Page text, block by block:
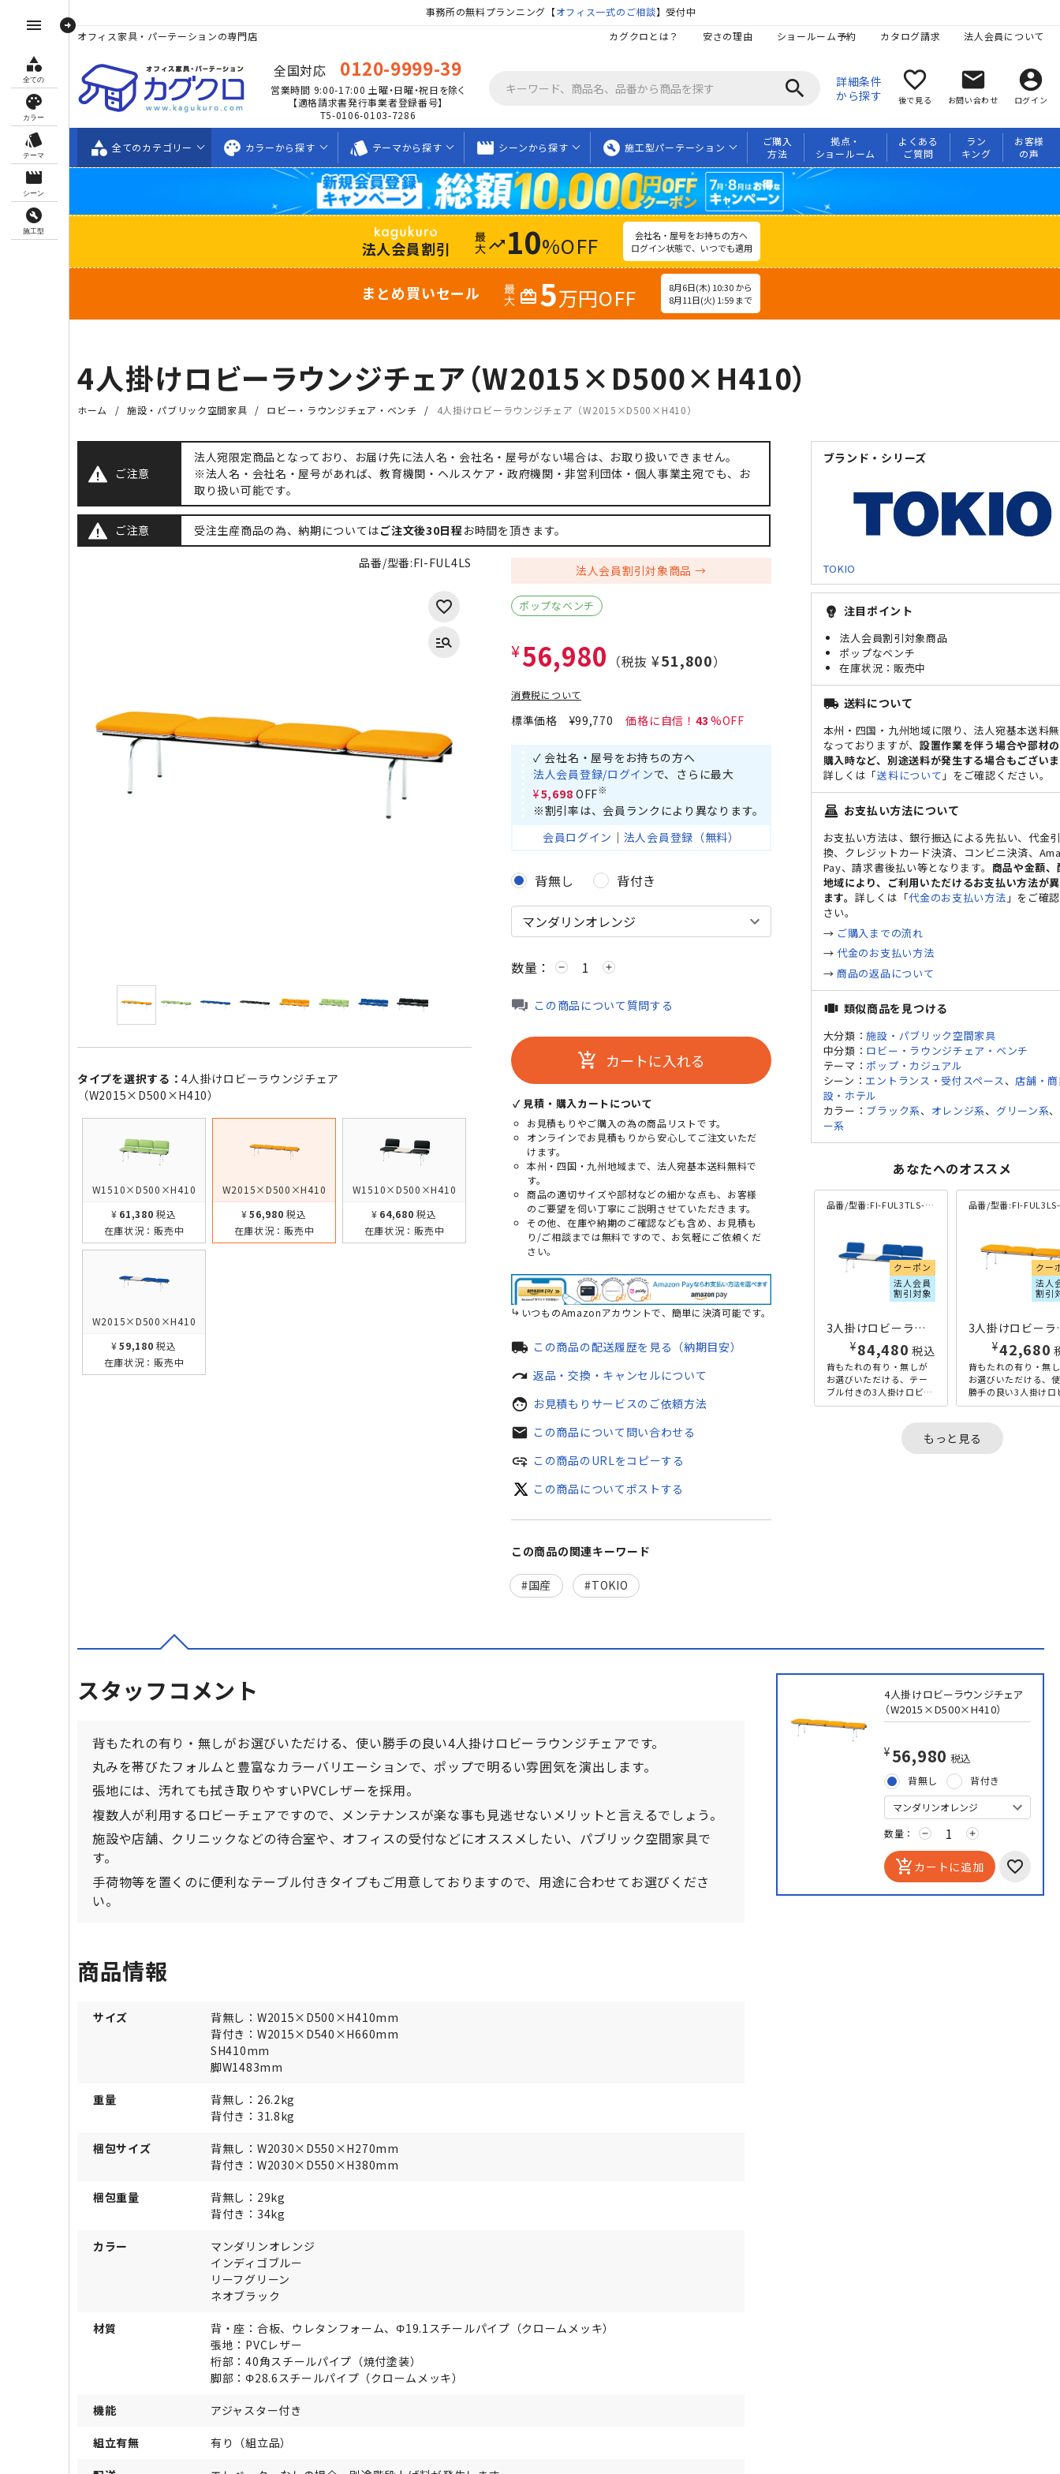
menu arrow_circle_right
category
全ての
palette
カラー
style
テーマ
movie_creation
シーン
build_circle
施工型
事務所の無料プランニング【オフィス一式のご相談】受付中
オフィス家具・パーテーションの専門店
カグクロとは？ 安さの理由 ショールーム予約 カタログ請求 法人会員について
全国対応 0120-9999-39
営業時間 9:00-17:00 土曜・日曜・祝日を除く
【適格請求書発行事業者登録番号】
T5-0106-0103-7286
search
詳細条件
から探す
favorite_border
後で見る
mail
お問い合わせ
account_circle
ログイン
category 全てのカテゴリー palette カラーから探す style テーマから探す movie_creation シーンから探す build_circle 施工型パーテーション
ご購入
方法
拠点・
ショールーム
よくある
ご質問
ラン
キング
お客様
の声
法人会員割引 trending_up 10%OFF
会社名・屋号をお持ちの方へ
ログイン状態で、いつでも適用
まとめ買いセール redeem 5万円OFF
8月6日(木) 10:30 から
8月11日(火) 1:59 まで
4人掛けロビーラウンジチェア（W2015×D500×H410）
ホーム 施設・パブリック空間家具 ロビー・ラウンジチェア・ベンチ 4人掛けロビーラウンジチェア（W2015×D500×H410）
ご注意
法人宛限定商品となっており、お届け先に法人名・会社名・屋号がない場合は、お取り扱いできません。
※法人名・会社名・屋号があれば、教育機関・ヘルスケア・政府機関・非営利団体・個人事業主宛でも、お
取り扱い可能です。
ご注意 受注生産商品の為、納期についてはご注文後30日程お時間を頂きます。
品番/型番:FI-FUL4LS
タイプを選択する：4人掛けロビーラウンジチェア
（W2015×D500×H410）
W1510×D500×H410
¥61,380 税込
在庫状況： 販売中
W2015×D500×H410
¥56,980 税込
在庫状況： 販売中
W1510×D500×H410
¥64,680 税込
在庫状況： 販売中
W2015×D500×H410
¥59,180 税込
在庫状況： 販売中
法人会員割引対象商品
ポップなベンチ
¥56,980 （税抜 ¥51,800）
消費税について
標準価格 ¥99,770 43
✓ 会社名・屋号をお持ちの方へ
法人会員登録/ログインで、さらに最大
¥5,698 OFF※
※割引率は、会員ランクにより異なります。
会員ログイン ｜ 法人会員登録（無料）
背無し 背付き
数量： remove add
この商品について質問する
add_shopping_cart カートに入れる
✓ 見積・購入カートについて
お見積もりやご購入の為の商品リストです。
オンラインでお見積もりから安心してご注文いただ
けます。
本州・四国・九州地域まで、法人宛基本送料無料で
す。
商品の適切サイズや部材などの細かな点も、お客様
のご要望を伺い丁寧にご説明させていただきます。
その他、在庫や納期のご確認なども含め、お見積も
り/ご相談までは無料ですので、お気軽にご依頼くだ
さい。
いつものAmazonアカウントで、簡単に決済可能です。
local_shipping この商品の配送履歴を見る（納期目安）
redo 返品・交換・キャンセルについて
face お見積もりサービスのご依頼方法
mail この商品について問い合わせる
add_link この商品のURLをコピーする
この商品についてポストする
この商品の関連キーワード
国産 TOKIO
ブランド・シリーズ
TOKIO
emoji_objects 注目ポイント
法人会員割引対象商品
ポップなベンチ
販売中
local_shipping 送料について
本州・四国・九州地域に限り、法人宛基本送料
なっておりますが、 設置作業を伴う場合や部材
購入時など、別途送料が発生する場合もござい
詳しくは「送料について 」をご確認ください。
point_of_sale お支払い方法について
お支払い方法は、銀行振込による先払い、代金
換、クレジットカード決済、コンビニ決済、
Pay、請求書後払い等となります。 商品や金額、
地域により、ご利用いただけるお支払い方法が
ます。 詳しくは「代金のお支払い方法 」をご確
さい。
→ ご購入までの流れ
→代金のお支払い方法
→ 商品の返品について
view_carousel 類似商品を見つける
大分類：施設・パブリック空間家具
中分類： ロビー・ラウンジチェア・ベンチ
テーマ： ポップ・カジュアル
シーン： エントランス・受付スペース、 店舗・
設・ホテル
カラー： ブラック系、 オレンジ系、 グリーン系、
ー系
あなたへのオススメ
品番/型番:FI-FUL3TLS-BL
クーポン
法人会員
割引対象
3人掛けロビーラウンジチェア テーブル付き W2015×D500×H410 ブルー
¥84,480 税込
背もたれの有り・無しが
お選びいただける、テー
ブル付きの3人掛けロビー
ラウンジチェアです。丸
富なカラーバリエーショ
品番/型番:FI-FUL3LS-N-
クー
法人
割引
3人掛けロ
¥42,680
背もたれの有り・無
お選びいただける、
勝手の良い3人掛けロ
ラウンジチェアです
富なカラーバリエー
ンで、...
もっと見る
スタッフコメント
背もたれの有り・無しがお選びいただける、使い勝手の良い4人掛けロビーラウンジチェアです。
丸みを帯びたフォルムと豊富なカラーバリエーションで、ポップで明るい雰囲気を演出します。
張地には、汚れても拭き取りやすいPVCレザーを採用。
複数人が利用するロビーチェアですので、メンテナンスが楽な事も見逃せないメリットと言えるでしょう。
施設や店舗、クリニックなどの待合室や、オフィスの受付などにオススメしたい、パブリック空間家具で
す。
手荷物等を置くのに便利なテーブル付きタイプもご用意しておりますので、用途に合わせてお選びくださ
い。
商品情報
サイズ
背無し：W2015×D500×H410mm
背付き：W2015×D540×H660mm
SH410mm
脚W1483mm
重量
背無し：26.2kg
背付き：31.8kg
梱包サイズ
背無し：W2030×D550×H270mm
背付き：W2030×D550×H380mm
梱包重量
背無し：29kg
背付き：34kg
カラー
マンダリンオレンジ
インディゴブルー
リーフグリーン
ネオブラック
材質
背・座：合板、ウレタンフォーム、Φ19.1スチールパイプ（クロームメッキ）
張地：PVCレザー
桁部：40角スチールパイプ（焼付塗装）
脚部：Φ28.6スチールパイプ（クロームメッキ）
機能 アジャスター付き
組立有無 有り（組立品）
4人掛けロビーラウンジチェア
（W2015×D500×H410）
¥56,980 税込
背無し 背付き
数量： remove add
add_shopping_cart カートに追加